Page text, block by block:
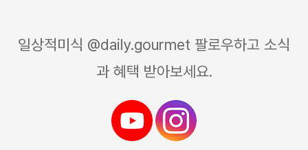
일상적미식 @daily.gourmet 팔로우하고 소식
과 혜택 받아보세요.